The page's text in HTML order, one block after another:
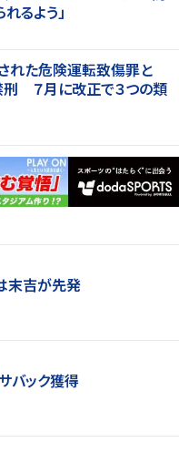
るよう」
れた危険運転致傷罪と
７月に改正で３つの類
末吉が先発
バック獲得